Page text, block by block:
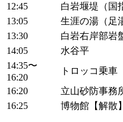
12:45
白岩堰堤（国
13:05
生涯の湯（足
13:30
白岩右岸部岩
14:05
水谷平
14:35〜
16:20
トロッコ乗車
16:20
立山砂防事務
16:25
博物館【解散】